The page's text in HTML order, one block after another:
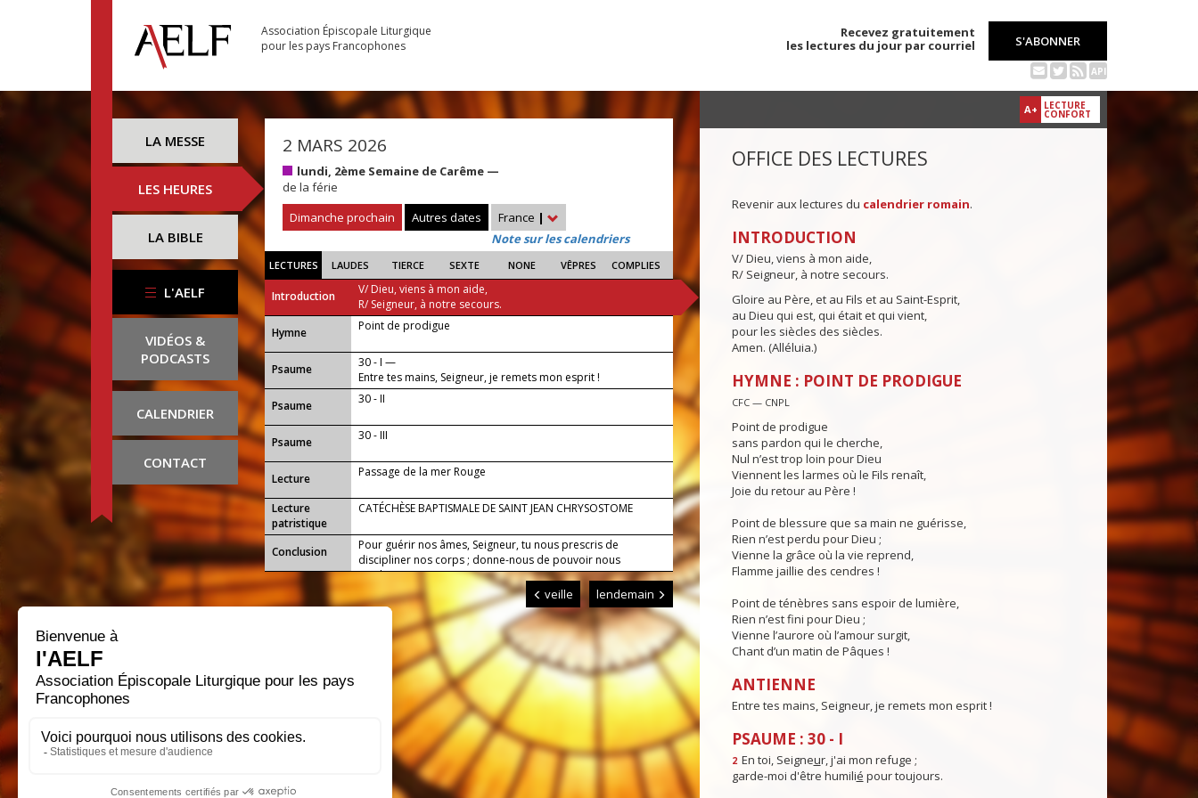
Association Épiscopale Liturgique
pour les pays Francophones
Recevez gratuitement
les lectures du jour par courriel
S'ABONNER
API
LA MESSE
LES HEURES
LA BIBLE
L'AELF
VIDÉOS &
PODCASTS
CALENDRIER
CONTACT
2 MARS 2026
lundi, 2ème Semaine de Carême —
de la férie
Dimanche prochain
Autres dates France |
Note sur les calendriers
LECTURES LAUDES TIERCE SEXTE NONE VÊPRES COMPLIES
Introduction
V/ Dieu, viens à mon aide,
R/ Seigneur, à notre secours.
...
Hymne Point de prodigue
Psaume
30 - I —
Entre tes mains, Seigneur, je remets mon esprit !
Psaume
30 - II
Psaume 30 - III
Lecture Passage de la mer Rouge
Lecture
patristique
CATÉCHÈSE BAPTISMALE DE SAINT JEAN CHRYSOSTOME
Conclusion
Pour guérir nos âmes, Seigneur, tu nous prescris de
discipliner nos corps ; donne-nous de pouvoir nous
garder...
veille lendemain
A+ LECTURE
CONFORT
OFFICE DES LECTURES
Revenir aux lectures du calendrier romain.
INTRODUCTION
V/ Dieu, viens à mon aide,
R/ Seigneur, à notre secours.
Gloire au Père, et au Fils et au Saint-Esprit,
au Dieu qui est, qui était et qui vient,
pour les siècles des siècles.
Amen. (Alléluia.)
HYMNE : POINT DE PRODIGUE
CFC — CNPL
Point de prodigue
sans pardon qui le cherche,
Nul n’est trop loin pour Dieu
Viennent les larmes où le Fils renaît,
Joie du retour au Père !
Point de blessure que sa main ne guérisse,
Rien n’est perdu pour Dieu ;
Vienne la grâce où la vie reprend,
Flamme jaillie des cendres !
Point de ténèbres sans espoir de lumière,
Rien n’est fini pour Dieu ;
Vienne l’aurore où l’amour surgit,
Chant d’un matin de Pâques !
ANTIENNE
Entre tes mains, Seigneur, je remets mon esprit !
PSAUME : 30 - I
2 En toi, Seigneur, j'ai mon refuge ;
garde-moi d'être humilié pour toujours.